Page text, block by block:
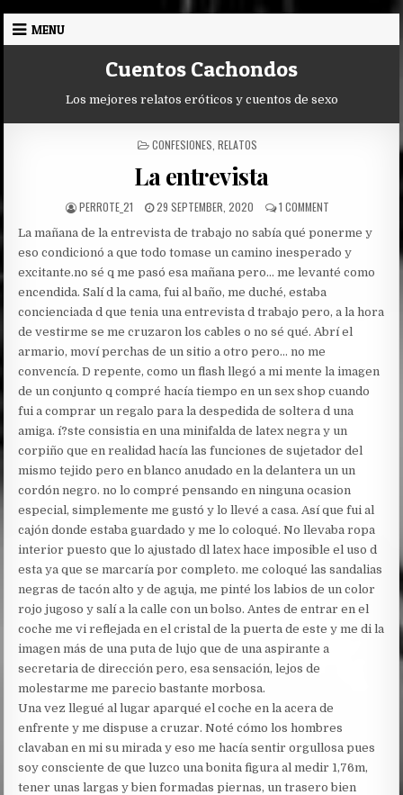
Skip
MENU
Cuentos Cachondos
Los mejores relatos eróticos y cuentos de sexo
POSTED
CONFESIONES RELATOS
La entrevista
AUTHOR:
PERROTE_21
PUBLISHED
29 SEPTEMBER, 2020 1 COMMENTON
ENTREVISTA
La mañana de la entrevista de trabajo no sabía qué ponerme y
eso condicionó a que todo tomase un camino inesperado y
excitante.no sé q me pasó esa mañana pero… me levanté como
encendida. Salí d la cama, fui al baño, me duché, estaba
concienciada d que tenia una entrevista d trabajo pero, a la hora
de vestirme se me cruzaron los cables o no sé qué. Abrí el
armario, moví perchas de un sitio a otro pero… no me
convencía. D repente, como un flash llegó a mi mente la imagen
de un conjunto q compré hacía tiempo en un sex shop cuando
fui a comprar un regalo para la despedida de soltera d una
amiga. í?ste consistia en una minifalda de latex negra y un
corpiño que en realidad hacía las funciones de sujetador del
mismo tejido pero en blanco anudado en la delantera un un
cordón negro. no lo compré pensando en ninguna ocasion
especial, simplemente me gustó y lo llevé a casa. Así que fui al
cajón donde estaba guardado y me lo coloqué. No llevaba ropa
interior puesto que lo ajustado dl latex hace imposible el uso d
esta ya que se marcaría por completo. me coloqué las sandalias
negras de tacón alto y de aguja, me pinté los labios de un color
rojo jugoso y salí a la calle con un bolso. Antes de entrar en el
coche me vi reflejada en el cristal de la puerta de este y me di la
imagen más de una puta de lujo que de una aspirante a
secretaria de dirección pero, esa sensación, lejos de
molestarme me parecio bastante morbosa.
Una vez llegué al lugar aparqué el coche en la acera de
enfrente y me dispuse a cruzar. Noté cómo los hombres
clavaban en mi su mirada y eso me hacía sentir orgullosa pues
soy consciente de que luzco una bonita figura al medir 1,76m,
tener unas largas y bien formadas piernas, un trasero bien